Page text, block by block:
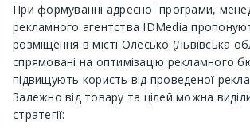
При формуванні адресної програми,
рекламного агентства IDMedia
розміщення в місті Олесько (Львівська
спрямовані на оптимізацію рекламного
підвищують користь від проведеної
Залежно від товару та цілей можна
стратегії: